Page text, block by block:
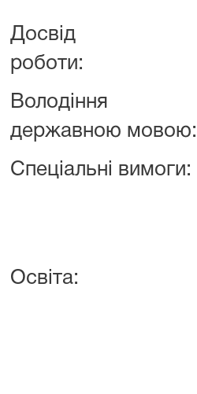
Досвід
роботи:
Володіння
державною мовою:
Спеціальні вимоги:
Освіта: